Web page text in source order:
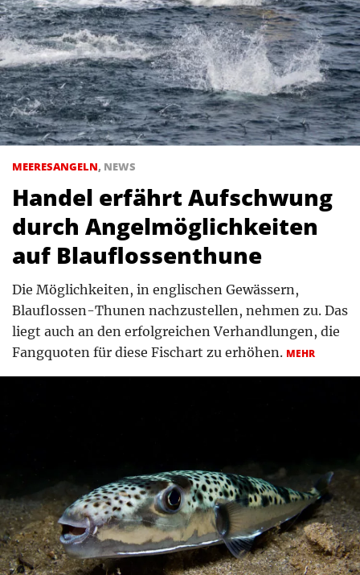
MEERESANGELN, NEWS
Handel erfährt Aufschwung
durch Angelmöglichkeiten
auf Blauflossenthune
Die Möglichkeiten, in englischen Gewässern,
Blauflossen-Thunen nachzustellen, nehmen zu. Das
liegt auch an den erfolgreichen Verhandlungen, die
Fangquoten für diese Fischart zu erhöhen. MEHR